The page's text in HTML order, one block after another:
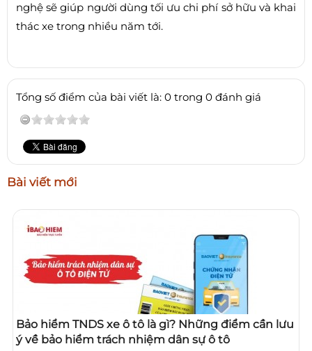
nghệ sẽ giúp người dùng tối ưu chi phí sở hữu và khai
thác xe trong nhiều năm tới.
Tổng số điểm của bài viết là: 0 trong 0 đánh giá
Bài viết mới
Bảo hiểm TNDS xe ô tô là gì? Những điểm cần lưu
ý về bảo hiểm trách nhiệm dân sự ô tô